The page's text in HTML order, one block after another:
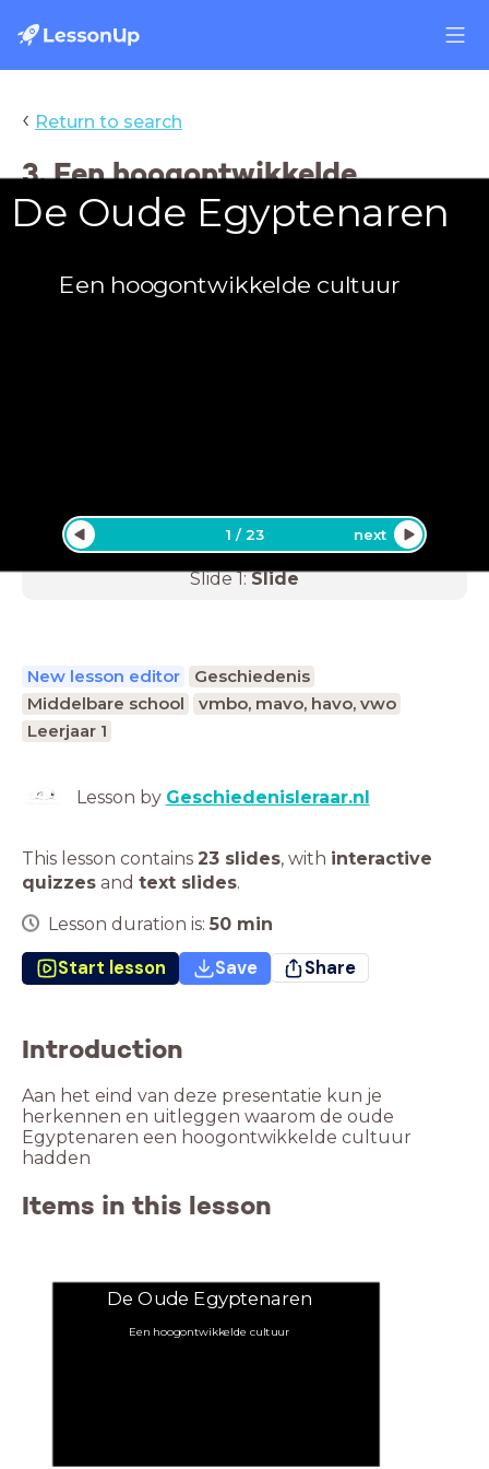
‹ Return to search
3. Een hoogontwikkelde
cultuur
De Oude Egyptenaren
Een hoogontwikkelde cultuur
1 /23 next
Slide1:Slide
New lesson editor
Geschiedenis
Middelbare school
vmbo, mavo, havo, vwo
Leerjaar 1
Lesson by Geschiedenisleraar.nl
This lesson contains 23 slides, with interactive
quizzes and text slides.
Lesson duration is: 50 min
Start lesson Save Share
Introduction
Aan het eind van deze presentatie kun je
herkennen en uitleggen waarom de oude
Egyptenaren een hoogontwikkelde cultuur
hadden
Items in this lesson
De Oude Egyptenaren
Een hoogontwikkelde cultuur